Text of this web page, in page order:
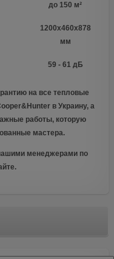
до 150 м²
1200x460x878
мм
59 - 61 дБ
на все тепловые
в Украину, а
работы, которую
мастера.
менеджерами по